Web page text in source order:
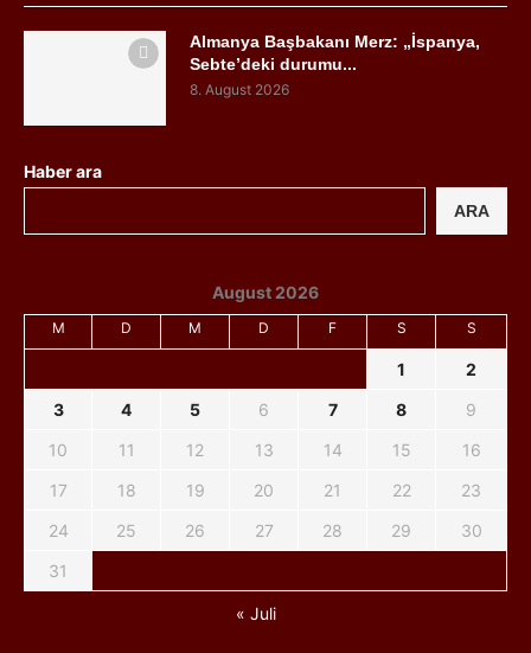
Almanya Başbakanı Merz: „İspanya,
Sebte’deki durumu...
8. August 2026
Haber ara
ARA
August 2026
M D M D F S S
1
2
3
4 5 6 7 8
9
10
11 12 13 14 15
16
17
18 19 20 21 22
23
24
25 26 27 28 29
30
31
« Juli